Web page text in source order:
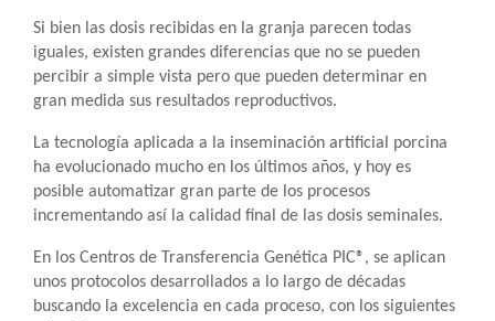
Si bien las dosis recibidas en la granja parecen todas
iguales, existen grandes diferencias que no se pueden
percibir a simple vista pero que pueden determinar en
gran medida sus resultados reproductivos.
La tecnología aplicada a la inseminación artificial porcina
ha evolucionado mucho en los últimos años, y hoy es
posible automatizar gran parte de los procesos
incrementando así la calidad final de las dosis seminales.
En los Centros de Transferencia Genética PIC®, se aplican
unos protocolos desarrollados a lo largo de décadas
buscando la excelencia en cada proceso, con los siguientes